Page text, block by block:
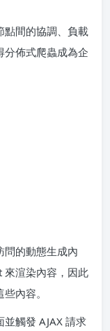
點間的協調、負載
分佈式爬蟲成為企
問的動態生成內
來渲染內容，因此
內容。
觸發 AJAX 請求